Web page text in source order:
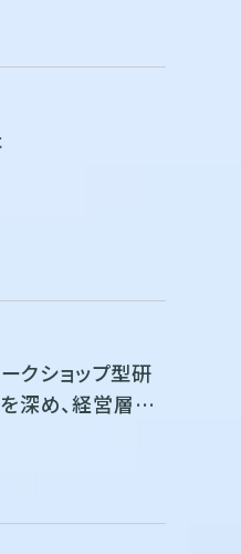
クショップ型研
深め、経営層に